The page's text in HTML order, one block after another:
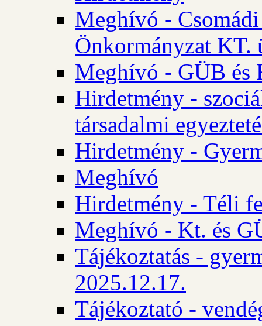
Meghívó -
Önkormányzat KT.
Meghívó - GÜB és
Hirdetmény -
társadalmi
Hirdetmény -
Meghívó
Hirdetmény - Téli
Meghívó - Kt. és
Tájékoztatás -
2025.12.17.
Tájékoztató -